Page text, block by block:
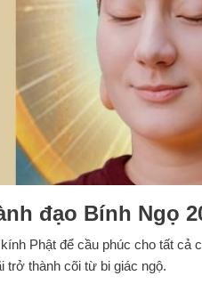
đạo Bính Ngọ
Phật để cầu phúc cho tất cả
trở thành cõi từ bi giác ngộ.